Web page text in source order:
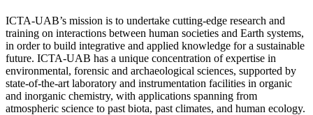
ICTA-UAB’s mission is to undertake cutting-edge research and
training on interactions between human societies and Earth systems,
in order to build integrative and applied knowledge for a sustainable
future. ICTA-UAB has a unique concentration of expertise in
environmental, forensic and archaeological sciences, supported by
state-of-the-art laboratory and instrumentation facilities in organic
and inorganic chemistry, with applications spanning from
atmospheric science to past biota, past climates, and human ecology.